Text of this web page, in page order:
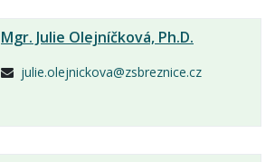
Mgr. Julie Olejníčková, Ph.D.
julie.olejnickova@zsbreznice.cz